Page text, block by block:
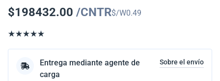
$198432.00 /CNTR$/W0.49
Entrega mediante agente de
carga
Sobre el envío